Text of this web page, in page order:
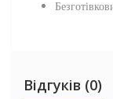
Відгуків (0)